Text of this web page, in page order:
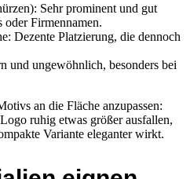
Sehr prominent und gut
Firmennamen.
Dezente Platzierung, die dennoch
und ungewöhnlich, besonders bei
an die Fläche anzupassen:
ruhig etwas größer ausfallen,
Variante eleganter wirkt.